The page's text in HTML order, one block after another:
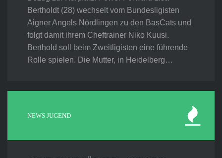
Bertholdt (28) wechselt vom Bundesligisten
Aigner Angels Nördlingen zu den BasCats und
folgt damit ihrem Cheftrainer Niko Kuusi.
Berthold soll beim Zweitligisten eine führende
Rolle spielen. Die Mutter, in Heidelberg…
NEWS JUGEND